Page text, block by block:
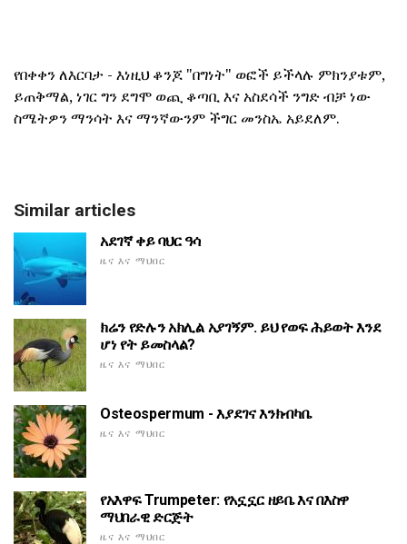
የበቀቀን ለእርባታ - እነዚህ ቆንጆ "በግነት" ወፎች ይችላሉ ምክንያቱም,
ይጠቅማል, ነገር ግን ደግሞ ወጪ ቆጣቢ እና አስደሳች ንግድ ብቻ ነው
ስሜትዎን ማንሳት እና ማንኛውንም ችግር መንስኤ አይደለም.
Similar articles
አደገኛ ቀይ ባህር ዓሳ
ዜና እና ማህበር
ክሬን የድሉን አክሊል አያገኝም. ይህ የወፍ ሕይወት እንደ
ሆነ የት ይመስላል?
ዜና እና ማህበር
Osteospermum - እያደገና እንክብካቤ
ዜና እና ማህበር
የአእዋፍ Trumpeter: የአኗኗር ዘይቤ እና በእስዋ
ማህበራዊ ድርጅት
ዜና እና ማህበር